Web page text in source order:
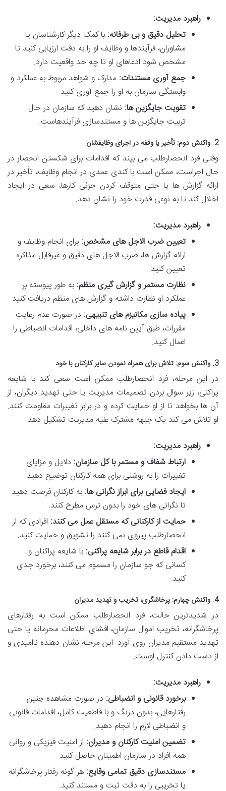
راهبرد مدیریت:
تحلیل دقیق و بی طرفانه: با کمک دیگر کارشناسان یا
مشاوران، فرآیندها و وظایف او را به دقت ارزیابی کنید تا
مشخص شود ادعاهای او تا چه حد واقعیت دارد.
جمع آوری مستندات: مدارک و شواهد مربوط به عملکرد و
وابستگی سازمان به او را جمع آوری کنید.
تقویت جایگزین ها: نشان دهید که سازمان در حال
تربیت جایگزین ها و مستندسازی فرآیندهاست.
2. واکنش دوم: تأخیر یا وقفه در اجرای وظایفشان
وقتی فرد انحصارطلب می بیند که اقدامات برای شکستن انحصار در
حال اجراست، ممکن است با کندی عمدی در انجام وظایف، تأخیر در
ارائه گزارش ها یا حتی متوقف کردن جزئی کارها، سعی در ایجاد
اخلال کند تا به نوعی قدرت خود را نشان دهد.
راهبرد مدیریت:
تعیین ضرب الاجل های مشخص: برای انجام وظایف و
ارائه گزارش ها، ضرب الاجل های دقیق و غیرقابل مذاکره
تعیین کنید.
نظارت مستمر و گزارش گیری منظم: به طور پیوسته بر
عملکرد او نظارت داشته و گزارش های منظم دریافت کنید.
پیاده سازی مکانیزم های تنبیهی: در صورت عدم رعایت
مقررات، طبق آیین نامه های داخلی، اقدامات انضباطی را
اعمال کنید.
3. واکنش سوم: تلاش برای همراه نمودن سایر کارکنان با خود
در این مرحله، فرد انحصارطلب ممکن است سعی کند با شایعه
پراکنی، زیر سوال بردن تصمیمات مدیریت یا حتی تهدید دیگران، از
آن ها بخواهد تا از او حمایت کرده و در برابر تغییرات مقاومت کنند.
او تلاش می کند یک جبهه مشترک علیه مدیریت تشکیل دهد.
راهبرد مدیریت:
ارتباط شفاف و مستمر با کل سازمان: دلایل و مزایای
تغییرات را به روشنی برای همه کارکنان توضیح دهید.
ایجاد فضایی برای ابراز نگرانی ها: به کارکنان فرصت دهید
تا نگرانی های خود را بدون ترس مطرح کنند.
حمایت از کارکنانی که مستقل عمل می کنند: افرادی که از
انحصارطلب پیروی نمی کنند را تشویق و حمایت کنید.
اقدام قاطع در برابر شایعه پراکنی: با شایعه پراکنان و
کسانی که جو سازمان را مسموم می کنند، برخورد جدی
کنید.
4. واکنش چهارم: پرخاشگری، تخریب و تهدید مدیران
در شدیدترین حالت، فرد انحصارطلب ممکن است به رفتارهای
پرخاشگرانه، تخریب اموال سازمان، افشای اطلاعات محرمانه یا حتی
تهدید مستقیم مدیران روی آورد. این مرحله نشان دهنده ناامیدی و
از دست دادن کنترل اوست.
راهبرد مدیریت:
برخورد قانونی و انضباطی: در صورت مشاهده چنین
رفتارهایی، بدون درنگ و با قاطعیت کامل، اقدامات قانونی
و انضباطی لازم را انجام دهید.
تضمین امنیت کارکنان و مدیران: از امنیت فیزیکی و روانی
همه افراد در سازمان اطمینان حاصل کنید.
مستندسازی دقیق تمامی وقایع: هر گونه رفتار پرخاشگرانه
یا تخریبی را به دقت ثبت و مستند کنید.